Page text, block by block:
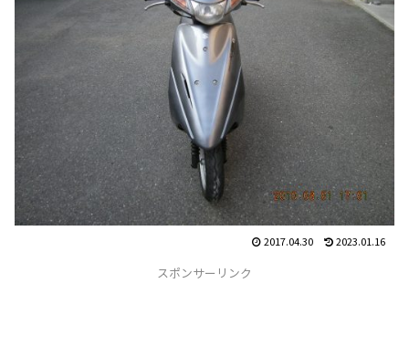
2017.04.30 2023.01.16
スポンサーリンク